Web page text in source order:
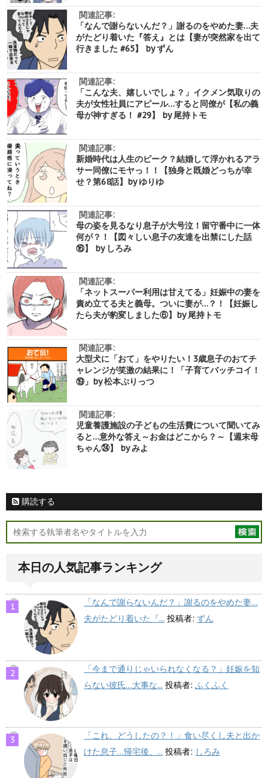
関連記事:
「なんで謝らないんだ？」謝るのをやめた妻…夫
がたどり着いた『答え』とは【妻が突然家を出て
行きました #65】 by ずん
関連記事:
「こんな夫、嬉しいでしょ？」イクメン気取りの
夫が女性社員にアピール…すると同僚が【私の義
母が神すぎる！ #29】 by 尾持トモ
関連記事:
新婚時代は人生のピーク？結婚して浮かれるアラ
サー同僚にモヤっ！！【独身と既婚どっちが幸
せ？第68話】by ゆりゆ
関連記事:
母の姿を見るなり息子が大号泣！留守番中に一体
何が？！【図々しい息子の友達を出禁にした話
⑯】 by しろみ
関連記事:
「ネットスーパー利用は甘えてる」妊娠中の妻を
責め立てる夫と義母。ついに妻が…？！【妊娠し
たら夫が豹変しました⑥】by 尾持トモ
関連記事:
大型犬に「おて」をやりたい！3歳息子のおてチ
ャレンジが笑激の結果に！「子育てバッチコイ！
⑲」by 松本ぷりっつ
関連記事:
児童養護施設の子どもの生活費について聞いてみ
ると…意外な答え～お金はどこから？～【週末母
ちゃん㉔】 by みよ
購読する
本日の人気記事ランキング
「なんで謝らないんだ？」謝るのをやめた妻…
夫がたどり着いた『... 投稿者: ずん
「今まで通りじゃいられなくなる？」妊娠を知
らない彼氏…大事な... 投稿者: ふくふく
「これ、どうしたの？！」食い尽くし夫と出か
けた息子…帰宅後、... 投稿者: しろみ